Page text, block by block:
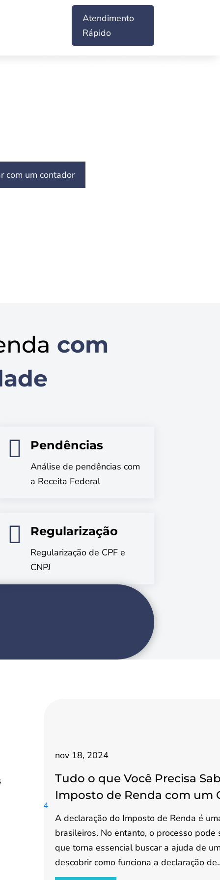
Atendimento
Rápido
com um contador
com
 Pendências
Análise de pendências com
a Receita Federal
 Regularização
Regularização de CPF e
CNPJ
nov 18, 2024
Tudo o que Você Precisa
Imposto de Renda com um
A declaração do Imposto de Renda é
brasileiros. No entanto, o processo
que torna essencial buscar a ajuda de
descobrir como funciona a declaração